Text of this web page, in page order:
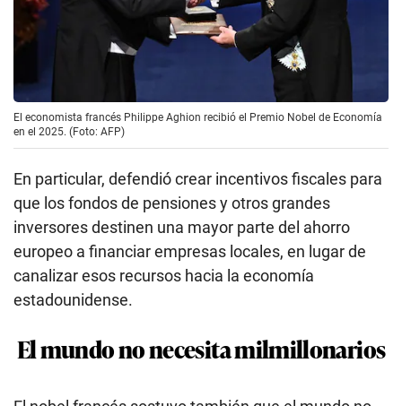
El economista francés Philippe Aghion recibió el Premio Nobel de Economía
en el 2025. (Foto: AFP)
En particular, defendió crear incentivos fiscales para
que los fondos de pensiones y otros grandes
inversores destinen una mayor parte del ahorro
europeo a financiar empresas locales, en lugar de
canalizar esos recursos hacia la economía
estadounidense.
El mundo no necesita milmillonarios